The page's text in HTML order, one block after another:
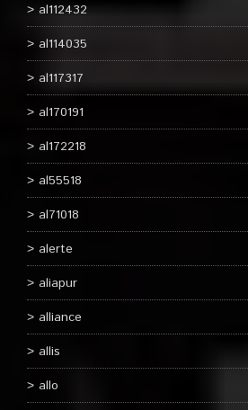
al112432
al114035
al117317
al170191
al172218
al55518
al71018
alerte
aliapur
alliance
allis
allo